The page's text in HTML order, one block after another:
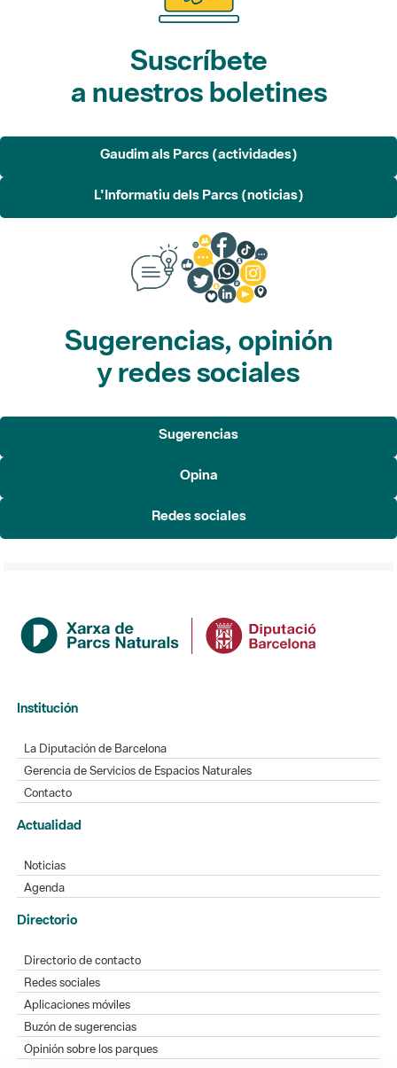
Suscríbete
a nuestros boletines
Gaudim als Parcs (actividades)
L'Informatiu dels Parcs (noticias)
Sugerencias, opinión
y redes sociales
Sugerencias
Opina
Redes sociales
Institución
La Diputación de Barcelona
Gerencia de Servicios de Espacios Naturales
Contacto
Actualidad
Noticias
Agenda
Directorio
Directorio de contacto
Redes sociales
Aplicaciones móviles
Buzón de sugerencias
Opinión sobre los parques